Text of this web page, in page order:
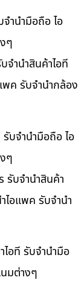
ำนำมือถือ ไอ
ๆ
จำนำสินค้าไอที
พค รับจำนำกล้อง
บจำนำมือถือ ไอ
ๆ
รับจำนำสินค้า
ไอแพค รับจำนำ
อที รับจำนำมือ
มต่างๆ